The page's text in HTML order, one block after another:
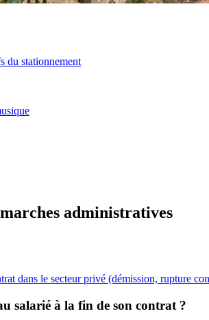
du stationnement
administratives
dans le secteur privé (démission, rupture
salarié à la fin de son contrat ?